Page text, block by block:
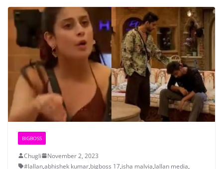
BIGBOSS
Chugli
November 2, 2023
#lallan,abhishek kumar,bigboss 17,isha malvia,lallan media,